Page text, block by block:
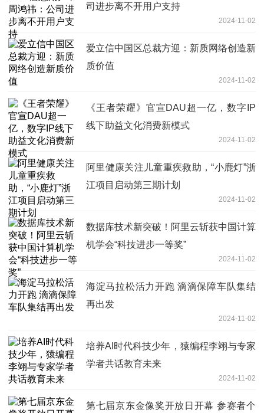
司进步离不开用户支持
2024-11-02
爱立信中国区总裁方迎：新质网络创造新
质价值
2024-11-02
《王者荣耀》官宣DAU超一亿，数字IP
线下助益文化消费新模式
2024-11-02
阿里健康关注儿童重疾救助，“小鹿灯”浙
江项目启动第三期计划
2024-11-02
数据库技术新突破！阿里云斩获中国计算
机学会“科技进步一等奖”
2024-11-02
海淀马拉松活力开跑 滴滴保障车队集结
再出发
2024-11-02
培养AI时代科技少年，猿编程李翊与专家
学者共话教育未来
2024-11-02
第七届京东金像奖开放日开幕 参赛者个